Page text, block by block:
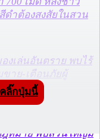
ดำต้องสงสัยในสวน
งเล่นอันตราย พบไร้
ขาย-เตือนภัยผู้
ฎหมาย พบส่วนใหญ่มี
ลิ๊กปุ่มนี้